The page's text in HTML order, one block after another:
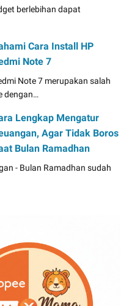
berlebihan dapat
Cara Install HP
Note 7
Note 7 merupakan salah
dengan…
Lengkap Mengatur
Agar Tidak Boros
Bulan Ramadhan
- Bulan Ramadhan sudah